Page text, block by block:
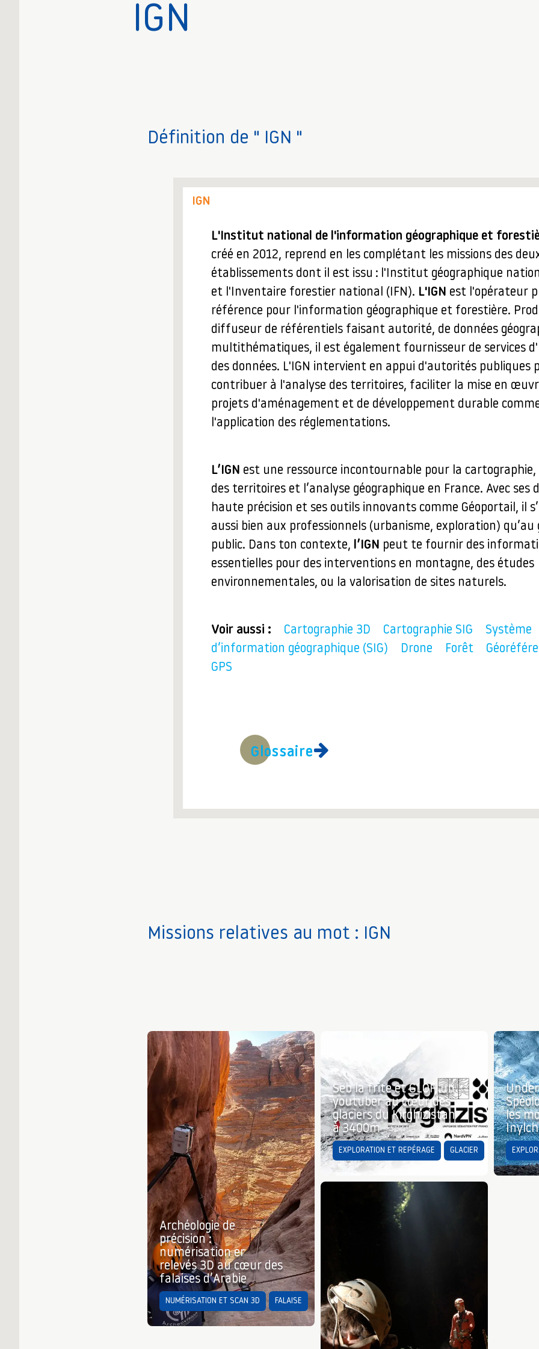
IGN
Définition de " IGN "
IGN
L'Institut national de l'information géographique et
créé en 2012, reprend en les complétant les missions des
établissements dont il est issu : l'Institut géographique
et l'Inventaire forestier national (IFN). L'IGN est l'opérateur
référence pour l'information géographique et forestière.
diffuseur de référentiels faisant autorité, de données
multithématiques, il est également fournisseur de services
des données. L'IGN intervient en appui d'autorités publiques
contribuer à l'analyse des territoires, faciliter la mise en
projets d'aménagement et de développement durable
l'application des réglementations.
L’IGN est une ressource incontournable pour la cartographie,
des territoires et l’analyse géographique en France. Avec ses
haute précision et ses outils innovants comme Géoportail, il
aussi bien aux professionnels (urbanisme, exploration) qu’au
public. Dans ton contexte, l’IGN peut te fournir des
essentielles pour des interventions en montagne, des études
environnementales, ou la valorisation de sites naturels.
Voir aussi : Cartographie 3D Cartographie SIG
Système
d’information géographique (SIG)
Drone Forêt
GPS
Glossaire
Missions relatives au mot : IGN
Archéologie de
précision :
numérisation er
relevés 3D au cœur des
falaises d’Arabie
NUMÉRISATION ET SCAN 3D FALAISE
Seb la frite et GLOF, un
youtuber au cœur des
glaciers du Kirghizistan
à 3400m
EXPLORATION ET REPÉRAGE GLACIER
les